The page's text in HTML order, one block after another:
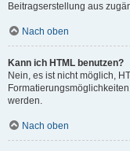
Beitragserstellung aus
Nach oben
Kann ich HTML benutzen?
Nein, es ist nicht möglich,
werden.
Nach oben